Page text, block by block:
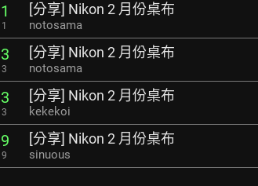
1
1
[分享] Nikon 2 月份桌布
notosama
3
3
[分享] Nikon 2 月份桌布
notosama
3
3
[分享] Nikon 2 月份桌布
kekekoi
9
9
[分享] Nikon 2 月份桌布
sinuous